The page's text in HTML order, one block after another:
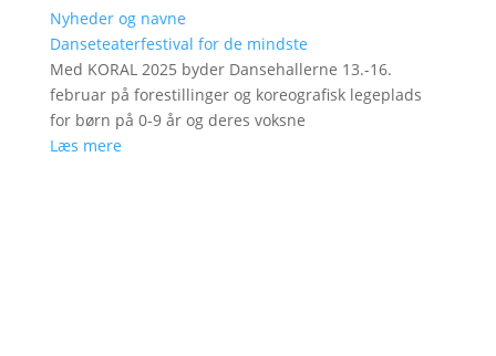
Nyheder og navne
Danseteaterfestival for de mindste
Med KORAL 2025 byder Dansehallerne 13.-16.
februar på forestillinger og koreografisk legeplads
for børn på 0-9 år og deres voksne
Læs mere